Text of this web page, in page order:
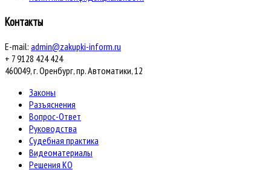
Контакты
E-mail: admin@zakupki-inform.ru
+ 7 9128 424 424
460049, г. Оренбург, пр. Автоматики, 12
Законы
Разъяснения
Вопрос-Ответ
Руководства
Судебная практика
Видеоматериалы
Решения КО